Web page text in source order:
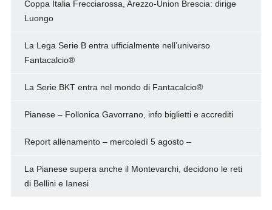
Coppa Italia Frecciarossa, Arezzo-Union Brescia: dirige
Luongo
La Lega Serie B entra ufficialmente nell’universo
Fantacalcio®
La Serie BKT entra nel mondo di Fantacalcio®
Pianese – Follonica Gavorrano, info biglietti e accrediti
Report allenamento – mercoledì 5 agosto –
La Pianese supera anche il Montevarchi, decidono le reti
di Bellini e Ianesi